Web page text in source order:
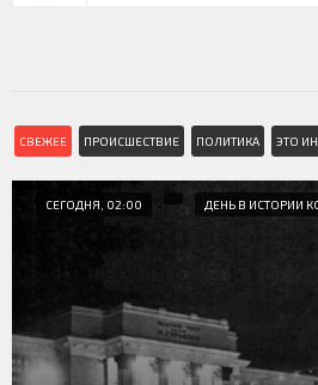
СВЕЖЕЕ ПРОИСШЕСТВИЕ ПОЛИТИКА ЭТО
СЕГОДНЯ, 02:00 ДЕНЬ В ИСТОРИИ